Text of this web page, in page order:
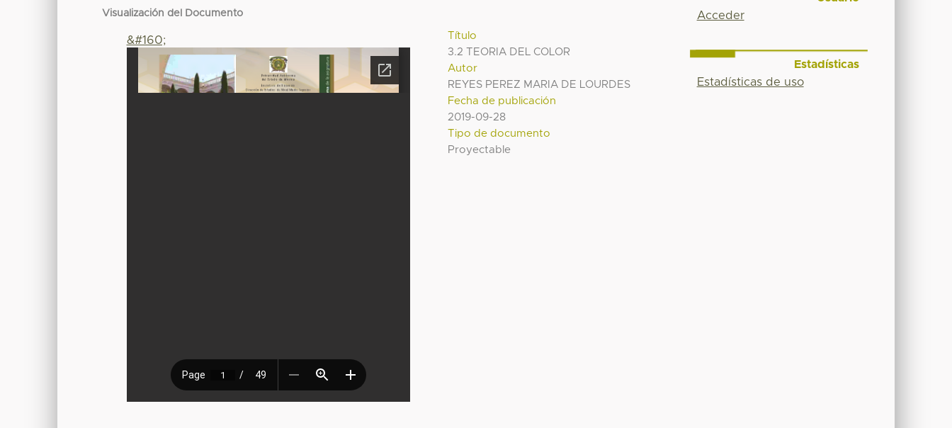
Visualización del Documento
Título
3.2 TEORIA DEL COLOR
Autor
REYES PEREZ MARIA DE LOURDES
Fecha de publicación
2019-09-28
Tipo de documento
Proyectable
&#160;
Acceder
Estadísticas
Estadísticas de uso